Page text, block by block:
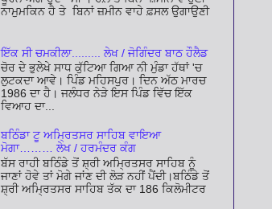
ਨਾਮੁਮਕਿਨ ਹੈ ਤੇ ਬਿਨਾਂ ਜ਼ਮੀਨ ਵਾਹੇ ਫ਼ਸਲ ਉਗਾਉਣੀ
ਇੱਕ ਸੀ ਚਮਕੀਲਾ......... ਲੇਖ / ਜੋਗਿੰਦਰ ਬਾਠ ਹੌਲੈਡ
ਚੋਰ ਦੇ ਭੁਲੇਖੇ ਸਾਧ ਕੁੱਟਿਆ ਗਿਆ ਨੀ ਮੁੰਡਾ ਹੱਥਾਂ 'ਚ
ਲੁਟਕਦਾ ਆਵੇ। ਪਿੰਡ ਮਹਿਸਪੁਰ। ਦਿਨ ਅੱਠ ਮਾਰਚ
1986 ਦਾ ਹੈ। ਜਲੰਧਰ ਨੇੜੇ ਇਸ ਪਿੰਡ ਵਿੱਚ ਇੱਕ
ਵਿਆਹ ਦਾ...
ਬਠਿੰਡਾ ਟੂ ਅਮ੍ਰਿਤਸਰ ਸਾਹਿਬ ਵਾਇਆ
ਮੋਗਾ……… ਲੇਖ / ਹਰਮੰਦਰ ਕੰਗ
ਬੱਸ ਰਾਹੀ ਬਠਿੰਡੇ ਤੋਂ ਸ਼੍ਰੀ ਅਮ੍ਰਿਤਸਰ ਸਾਹਿਬ ਨੂੰ
ਜਾਣਾਂ ਹੋਵੇ ਤਾਂ ਮੋਗੇ ਜਾਂਣ ਦੀ ਲੋੜ ਨਹੀਂ ਪੈਂਦੀ।ਬਠਿੰਡੇ ਤੋਂ
ਸ਼੍ਰੀ ਅਮ੍ਰਿਤਸਰ ਸਾਹਿਬ ਤੱਕ ਦਾ 186 ਕਿਲੋਮੀਟਰ